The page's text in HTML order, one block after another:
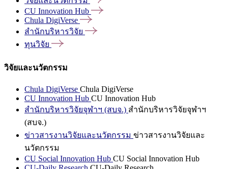
CU Innovation Hub
Chula DigiVerse
สำนักบริหารวิจัย
ทุนวิจัย
วิจัยและนวัตกรรม
Chula DigiVerse Chula DigiVerse
CU Innovation Hub CU Innovation Hub
สำนักบริหารวิจัยจุฬาฯ (สบจ.) สำนักบริหารวิจัยจุฬาฯ
(สบจ.)
ข่าวสารงานวิจัยและนวัตกรรม ข่าวสารงานวิจัยและ
นวัตกรรม
CU Social Innovation Hub CU Social Innovation Hub